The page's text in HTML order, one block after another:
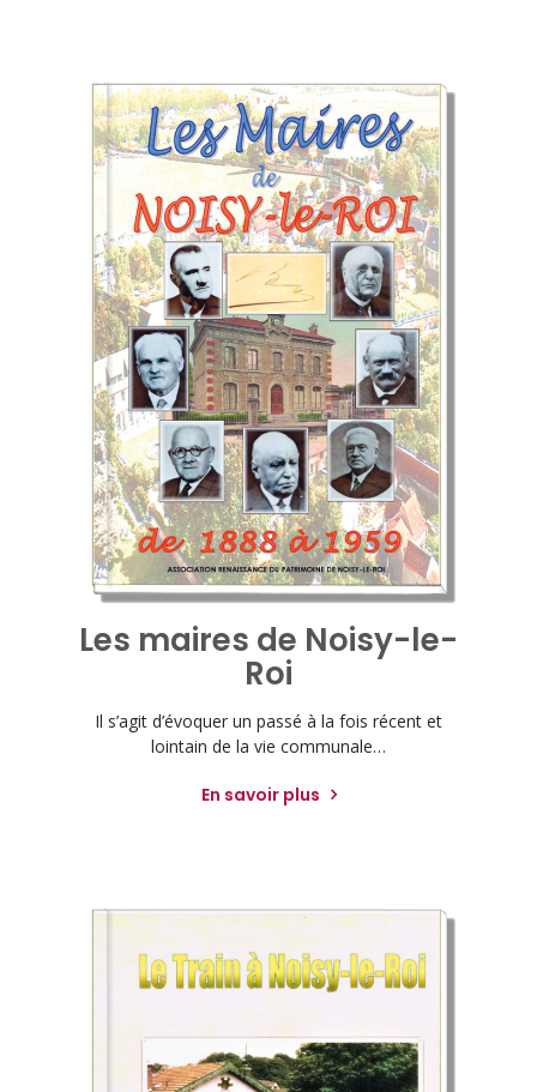
Les maires de Noisy-le-
Roi
Il s’agit d’évoquer un passé à la fois récent et
lointain de la vie communale…
En savoir plus